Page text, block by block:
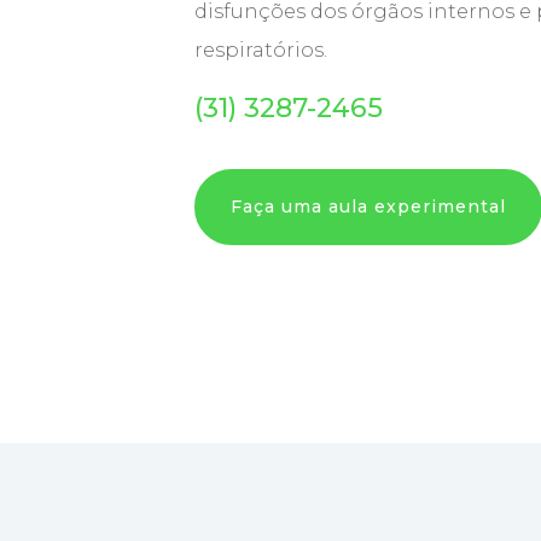
disfunções dos órgãos internos e
respiratórios.
(31) 3287-2465
Faça uma aula experimental